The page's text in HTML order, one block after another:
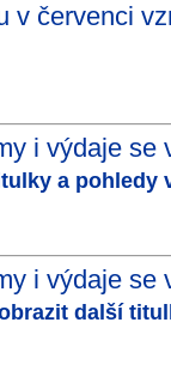
v červenci
i výdaje se
a pohledy
i výdaje se
další